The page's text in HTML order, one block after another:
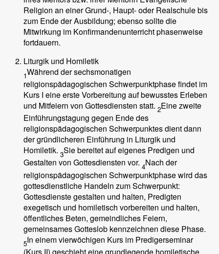
Religion an einer Grund-, Haupt- oder Realschule bis
zum Ende der Ausbildung; ebenso sollte die
Mitwirkung im Konfirmandenunterricht phasenweise
fortdauern.
Liturgik und Homiletik
1Während der sechsmonatigen
religionspädagogischen Schwerpunktphase findet im
Kurs I eine erste Vorbereitung auf bewusstes Erleben
und Mitfeiern von Gottesdiensten statt. 2Eine zweite
Einführungstagung gegen Ende des
religionspädagogischen Schwerpunktes dient dann
der gründlicheren Einführung in Liturgik und
Homiletik. 3Sie bereitet auf eigenes Predigen und
Gestalten von Gottesdiensten vor. 4Nach der
religionspädagogischen Schwerpunktphase wird das
gottesdienstliche Handeln zum Schwerpunkt:
Gottesdienste gestalten und halten, Predigten
exegetisch und homiletisch vorbereiten und halten,
öffentliches Beten, gemeindliches Feiern,
gemeinsames Gotteslob kennzeichnen diese Phase.
5In einem vierwöchigen Kurs im Predigerseminar
(Kurs II) geschieht eine grundlegende homiletische